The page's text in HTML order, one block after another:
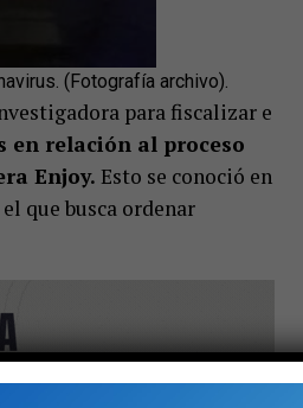
(Fotografía archivo).
para fiscalizar e
en relación al proceso
Enjoy. Esto se conoció en
que busca ordenar